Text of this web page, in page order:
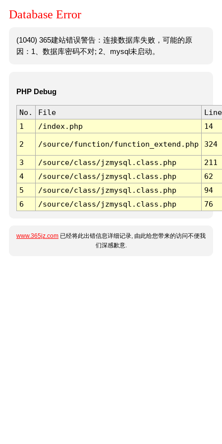
Database Error
(1040) 365建站错误警告：连接数据库失败，可能的原
因：1、数据库密码不对; 2、mysql未启动。
PHP Debug
No. File
Line
1
/index.php 14
2 /source/function/function_extend.php 324
3 /source/class/jzmysql.class.php
211
4
/source/class/jzmysql.class.php
62
5
/source/class/jzmysql.class.php
94
6
/source/class/jzmysql.class.php 76
www.365jz.com 已经将此出错信息详细记录, 由此给您带来的访问不便我
们深感歉意.